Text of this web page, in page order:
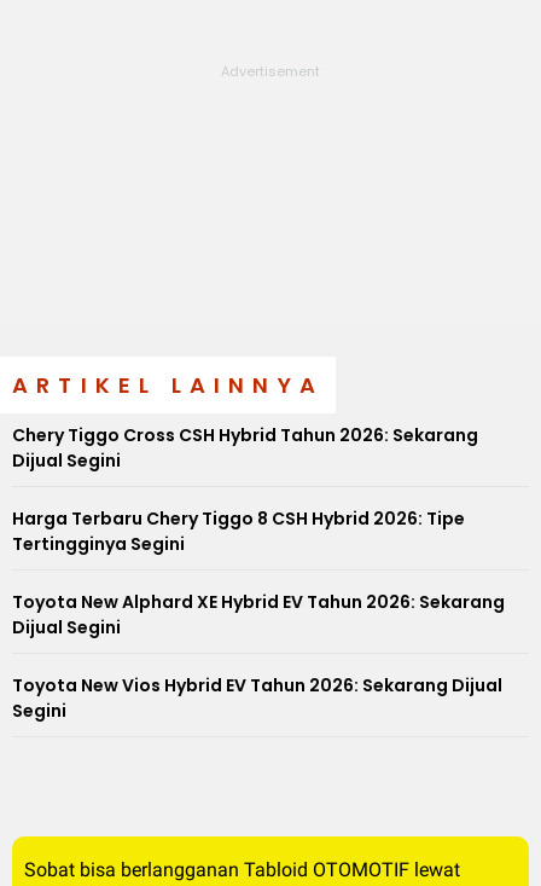
ARTIKEL LAINNYA
Chery Tiggo Cross CSH Hybrid Tahun 2026: Sekarang
Dijual Segini
Harga Terbaru Chery Tiggo 8 CSH Hybrid 2026: Tipe
Tertingginya Segini
Toyota New Alphard XE Hybrid EV Tahun 2026: Sekarang
Dijual Segini
Toyota New Vios Hybrid EV Tahun 2026: Sekarang Dijual
Segini
Sobat bisa berlangganan Tabloid OTOMOTIF lewat